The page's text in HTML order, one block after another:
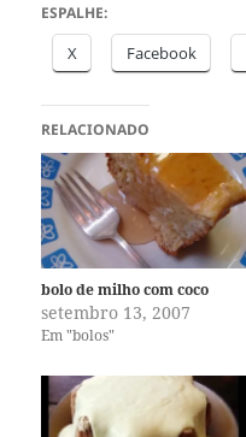
ESPALHE:
X Facebook
RELACIONADO
bolo de milho com coco
setembro 13, 2007
Em "bolos"